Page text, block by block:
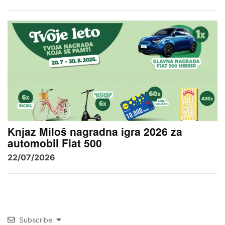
Knjaz Miloš nagradna igra 2026 za
automobil Fiat 500
22/07/2026
Subscribe